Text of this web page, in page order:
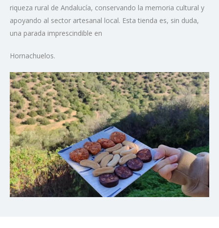
riqueza rural de Andalucía, conservando la memoria cultural y
apoyando al sector artesanal local. Esta tienda es, sin duda,
una parada imprescindible en
Hornachuelos.